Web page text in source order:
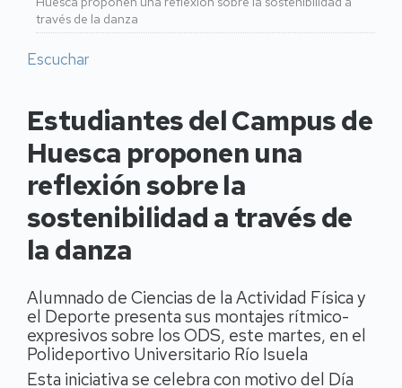
de
navegación
través de la danza
Escuchar
Estudiantes del Campus de
Huesca proponen una
reflexión sobre la
sostenibilidad a través de
la danza
Alumnado de Ciencias de la Actividad Física y
el Deporte presenta sus montajes rítmico-
expresivos sobre los ODS, este martes, en el
Polideportivo Universitario Río Isuela
Esta iniciativa se celebra con motivo del Día